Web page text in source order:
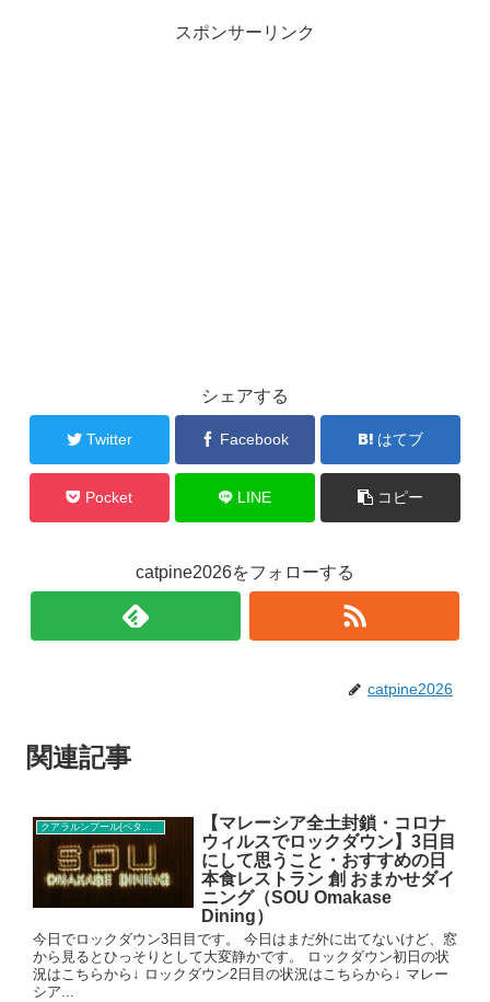
スポンサーリンク
シェアする
Twitter Facebook はてブ
Pocket LINE コピー
catpine2026をフォローする
catpine2026
関連記事
クアラルンプール(ペタリンジャヤ)レストラン
【マレーシア全土封鎖・コロナ
ウィルスでロックダウン】3日目
にして思うこと・おすすめの日
本食レストラン 創 おまかせダイ
ニング（SOU Omakase
Dining）
今日でロックダウン3日目です。 今日はまだ外に出てないけど、窓
から見るとひっそりとして大変静かです。 ロックダウン初日の状
況はこちらから↓ ロックダウン2日目の状況はこちらから↓ マレー
シア...